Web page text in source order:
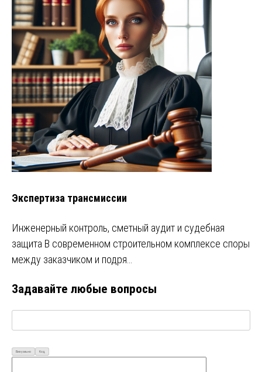
Экспертиза трансмиссии
Инженерный контроль, сметный аудит и судебная
защита В современном строительном комплексе споры
между заказчиком и подря…
Задавайте любые вопросы
Визуально Код